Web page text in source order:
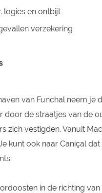
logies en ontbijt
verzekering
van Funchal neem je
door de straatjes van de
zich vestigden. Vanuit
kunt ook naar Caniçal
in de richting